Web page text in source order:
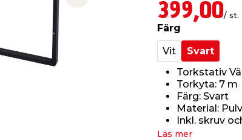
Next slide 399,00/ st.
Färg
Vit
Svart
Torkstativ
Torkyta: 7 m
Färg: Svart
Material:
Inkl. skruv
Läs mer